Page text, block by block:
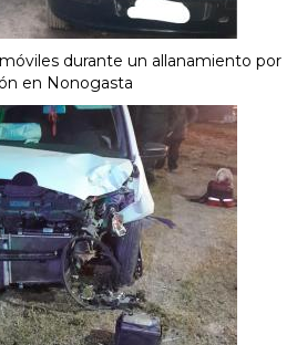
durante un allanamiento por
en Nonogasta